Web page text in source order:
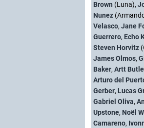
Brown (Luna),
Nunez
Velasco, Jane
Guerrero, Echo
Steven Horvitz
James Olmos,
Baker, Artt
Arturo del
Gerber, Lucas
Gabriel Oliva,
Upstone, Noël
Camareno,